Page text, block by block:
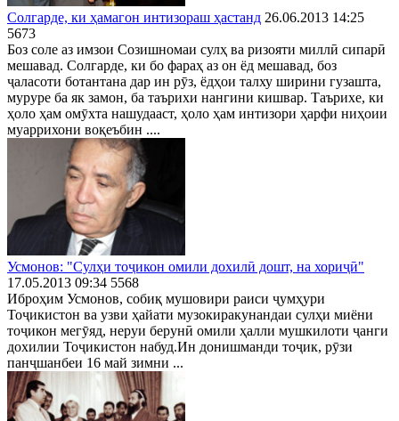
Солгарде, ки ҳамагон интизораш ҳастанд 26.06.2013 14:25
5673
Боз соле аз имзои Созишномаи сулҳ ва ризояти миллӣ сипарӣ
мешавад. Солгарде, ки бо фараҳ аз он ёд мешавад, боз
ҷаласоти ботантана дар ин рӯз, ёдҳои талху ширини гузашта,
муруре ба як замон, ба таърихи нангини кишвар. Таърихе, ки
ҳоло ҳам омӯхта нашудааст, ҳоло ҳам интизори ҳарфи ниҳоии
муаррихони воқеъбин ....
Усмонов: "Сулҳи тоҷикон омили дохилӣ дошт, на хориҷӣ"
17.05.2013 09:34 5568
Иброҳим Усмонов, собиқ мушовири раиси ҷумҳури
Тоҷикистон ва узви ҳайати музокиракунандаи сулҳи миёни
тоҷикон мегӯяд, неруи берунӣ омили ҳалли мушкилоти ҷанги
дохилии Тоҷикистон набуд.Ин донишманди тоҷик, рӯзи
панҷшанбеи 16 май зимни ...